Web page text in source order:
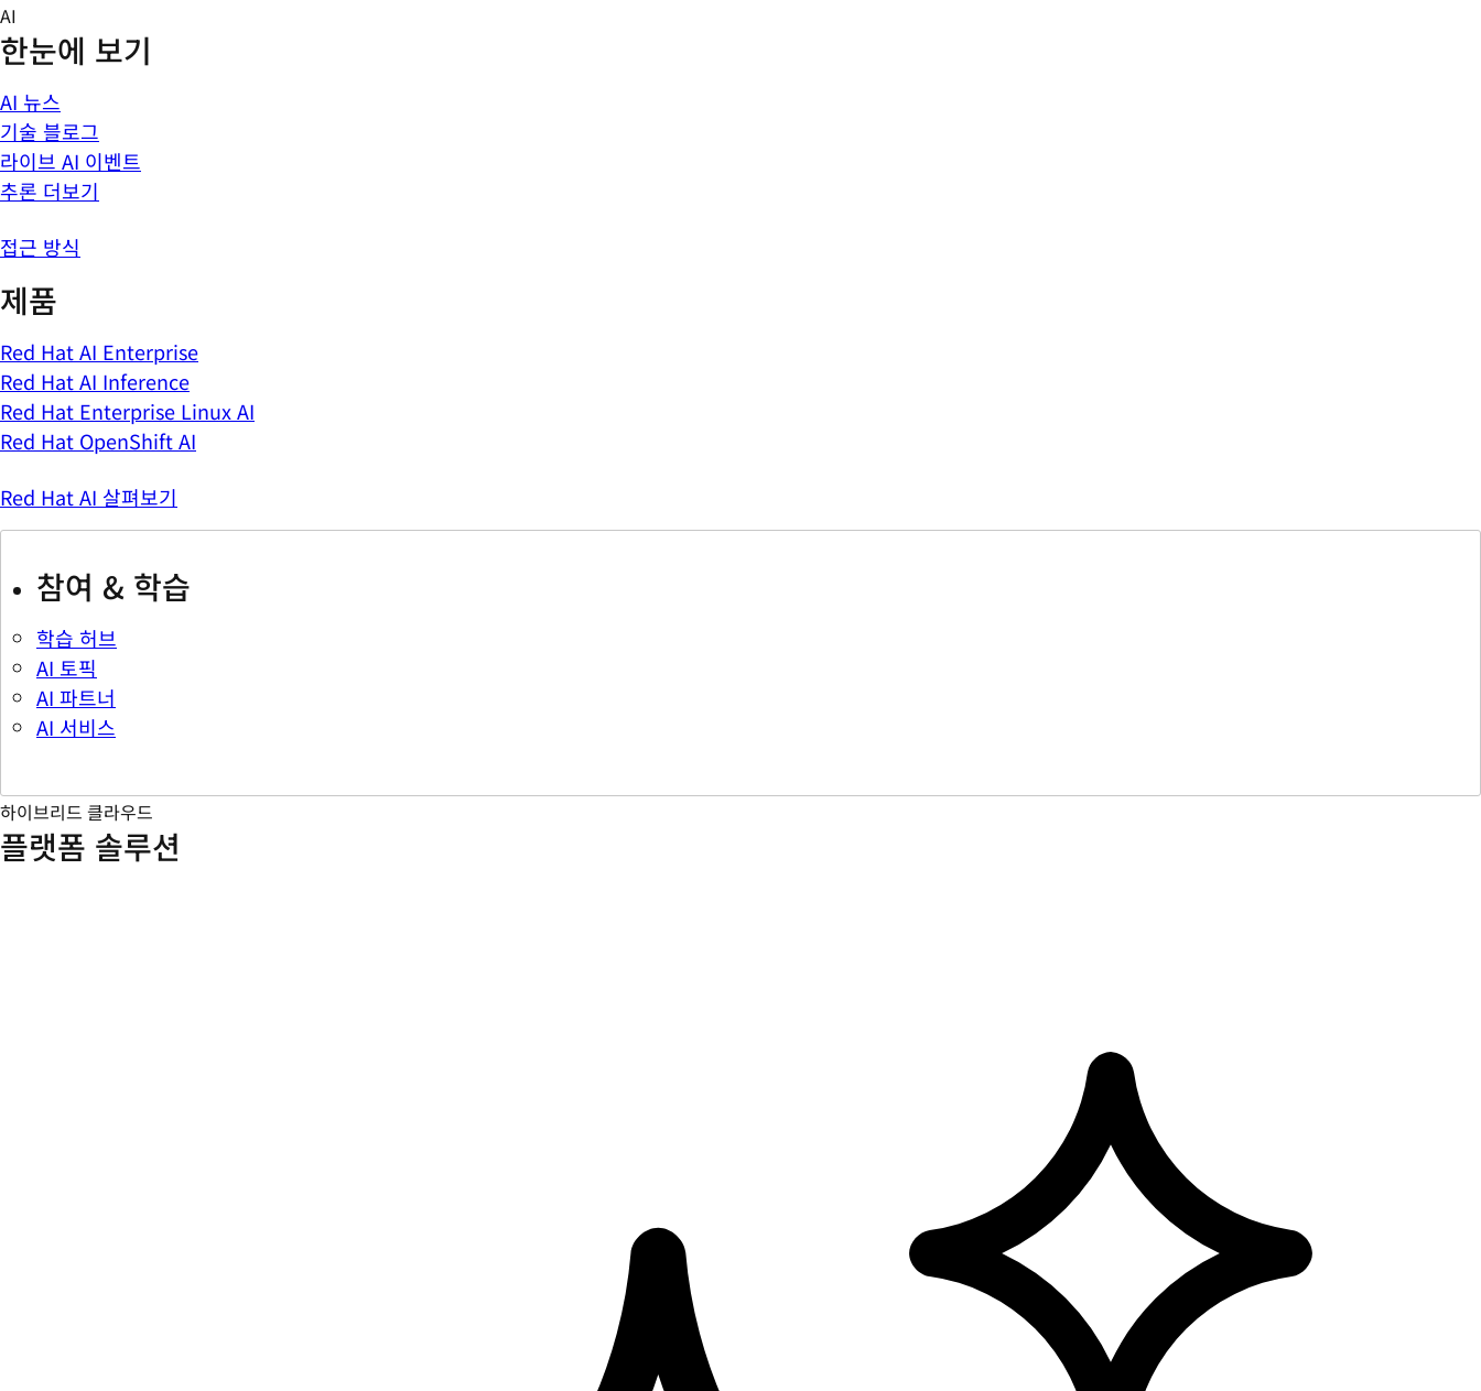
Skip
to
content
AI
한눈에 보기
AI 뉴스
기술 블로그
라이브 AI 이벤트
추론 더보기
접근 방식
제품
Red Hat AI Enterprise
Red Hat AI Inference
Red Hat Enterprise Linux AI
Red Hat OpenShift AI
Red Hat AI 살펴보기
참여 & 학습
학습 허브
AI 토픽
AI 파트너
AI 서비스
하이브리드 클라우드
플랫폼 솔루션